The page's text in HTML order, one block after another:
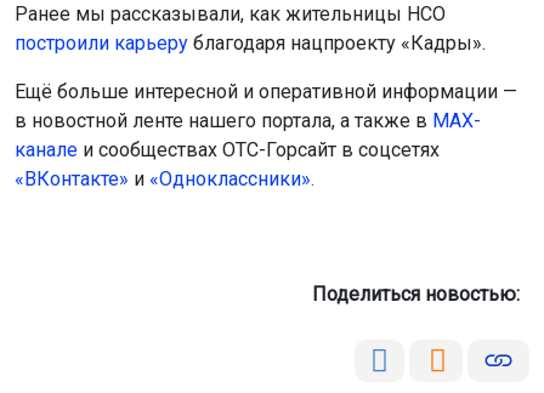
Ранее мы рассказывали, как жительницы НСО
построили карьеру благодаря нацпроекту «Кадры».
Ещё больше интересной и оперативной информации —
в новостной ленте нашего портала, а также в МАХ-
канале и сообществах ОТС-Горсайт в соцсетях
«ВКонтакте» и «Одноклассники».
Поделиться новостью: